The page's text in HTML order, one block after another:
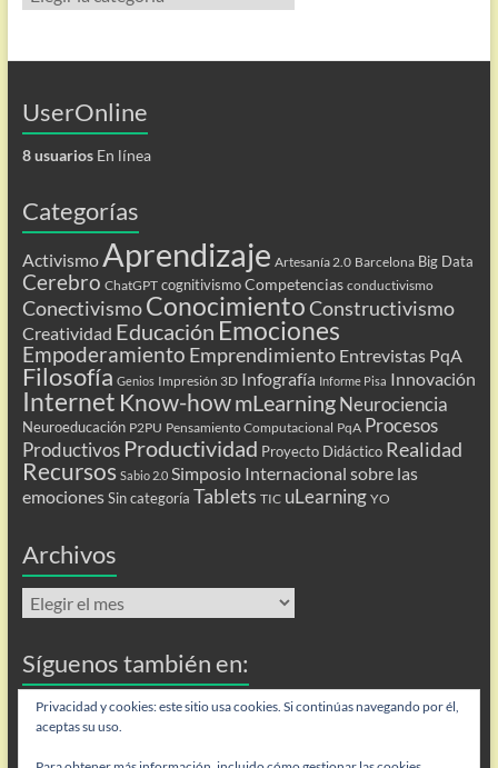
UserOnline
8 usuariosEn línea
Categorías
Activismo Aprendizaje Artesanía 2.0 Barcelona Big Data
Cerebro ChatGPT cognitivismo Competencias conductivismo
ConectivismoConocimientoConstructivismo
Creatividad Educación Emociones
Empoderamiento Emprendimiento Entrevistas PqA
Filosofía Genios Impresión 3D Infografía Informe Pisa Innovación
Internet Know-howmLearning Neurociencia
Neuroeducación P2PU Pensamiento Computacional PqA Procesos
Productivos Productividad Proyecto Didáctico Realidad
Recursos Sabio 2.0 Simposio Internacional sobre las
emociones Sin categoría Tablets TIC uLearning YO
Archivos
Archivos
Síguenos también en:
Flip
Privacidad y cookies: este sitio usa cookies. Si continúas navegando por él,
aceptas su uso.